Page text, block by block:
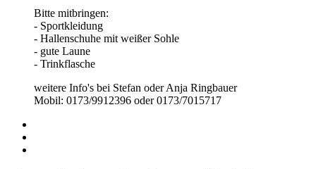
Bitte mitbringen:
- Sportkleidung
- Hallenschuhe mit weißer Sohle
- gute Laune
- Trinkflasche
weitere Info's bei Stefan oder Anja Ringbauer
Mobil: 0173/9912396 oder 0173/7015717